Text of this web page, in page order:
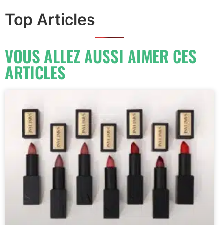
Top Articles
VOUS ALLEZ AUSSI AIMER CES
ARTICLES